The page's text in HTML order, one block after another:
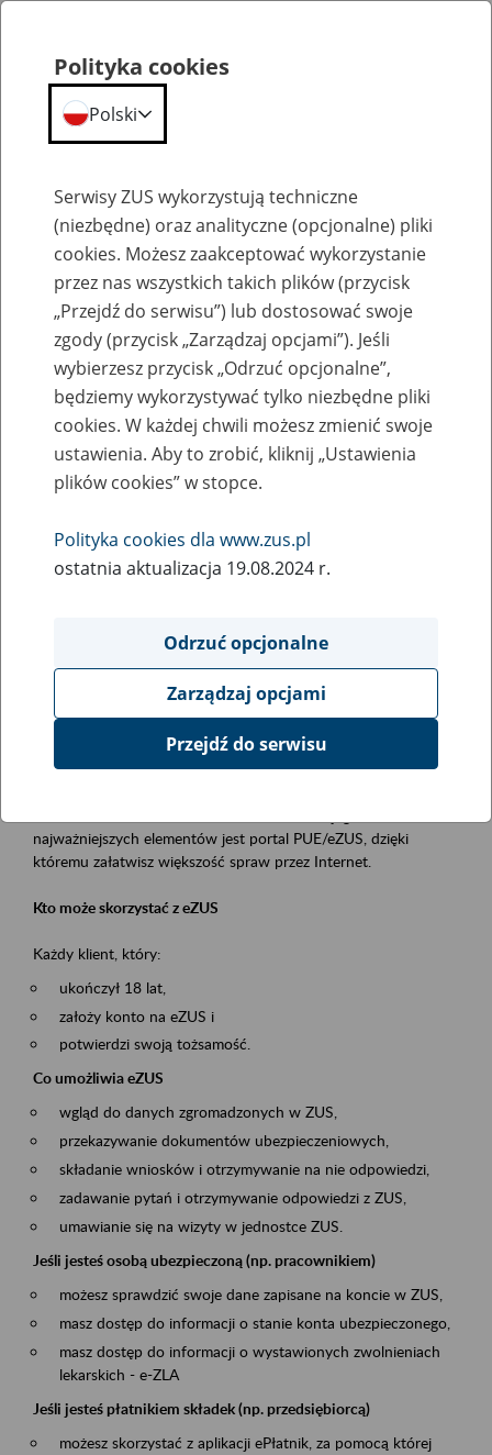
Szkolenia
Zaproś ZUS do siebie - zakładanie profili
eZUS w siedzibie Twojej firmy
Rodzaj wydarzenia
Szkolenia
Obszar merytoryczny
obsługa klientów
Opis wydarzenia
Platforma Usług Elektronicznych ZUS eZUS
najważniejszych elementów jest portal PUE/eZUS, dzięki
któremu załatwisz większość spraw przez Internet.
Kto może skorzystać z eZUS
Każdy klient, który:
ukończył 18 lat,
założy konto na eZUS i
potwierdzi swoją tożsamość.
Co umożliwia eZUS
wgląd do danych zgromadzonych w ZUS,
przekazywanie dokumentów ubezpieczeniowych,
składanie wniosków i otrzymywanie na nie odpowiedzi,
zadawanie pytań i otrzymywanie odpowiedzi z ZUS,
umawianie się na wizyty w jednostce ZUS.
Jeśli jesteś osobą ubezpieczoną (np. pracownikiem)
możesz sprawdzić swoje dane zapisane na koncie w ZUS,
masz dostęp do informacji o stanie konta ubezpieczonego,
masz dostęp do informacji o wystawionych zwolnieniach
lekarskich - e-ZLA
Jeśli jesteś płatnikiem składek (np. przedsiębiorcą)
możesz skorzystać z aplikacji ePłatnik, za pomocą której
Polityka cookies
Polski
Serwisy ZUS wykorzystują techniczne
(niezbędne) oraz analityczne (opcjonalne) pliki
cookies. Możesz zaakceptować wykorzystanie
przez nas wszystkich takich plików (przycisk
„Przejdź do serwisu”) lub dostosować swoje
zgody (przycisk „Zarządzaj opcjami”). Jeśli
wybierzesz przycisk „Odrzuć opcjonalne”,
będziemy wykorzystywać tylko niezbędne pliki
cookies. W każdej chwili możesz zmienić swoje
ustawienia. Aby to zrobić, kliknij „Ustawienia
plików cookies” w stopce.
Polityka cookies dla www.zus.pl
ostatnia aktualizacja 19.08.2024 r.
Odrzuć opcjonalne
Zarządzaj opcjami
Przejdź do serwisu